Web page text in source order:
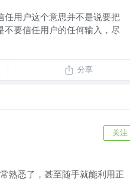
任用户这个意思并不是说要把
不要信任用户的任何输入，尽
分享
关注
熟悉了，甚至随手就能利用正